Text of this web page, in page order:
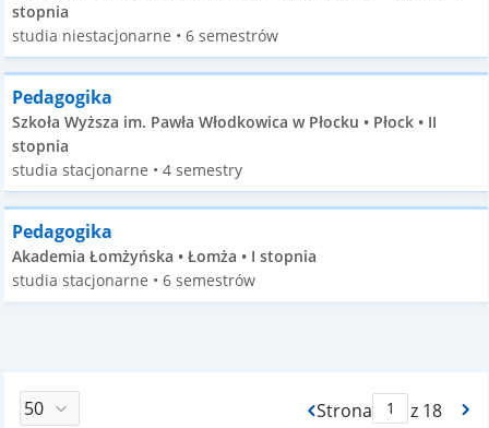
stopnia
studia niestacjonarne • 6 semestrów
Pedagogika
Szkoła Wyższa im. Pawła Włodkowica w Płocku • Płock • II
stopnia
studia stacjonarne • 4 semestry
Pedagogika
Akademia Łomżyńska • Łomża • I stopnia
studia stacjonarne • 6 semestrów
Strona
Max Stronaz 18